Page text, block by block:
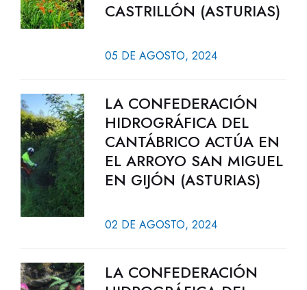
CASTRILLÓN (ASTURIAS)
05 DE AGOSTO, 2024
LA CONFEDERACIÓN
HIDROGRÁFICA DEL
CANTÁBRICO ACTÚA EN
EL ARROYO SAN MIGUEL
EN GIJÓN (ASTURIAS)
02 DE AGOSTO, 2024
LA CONFEDERACIÓN